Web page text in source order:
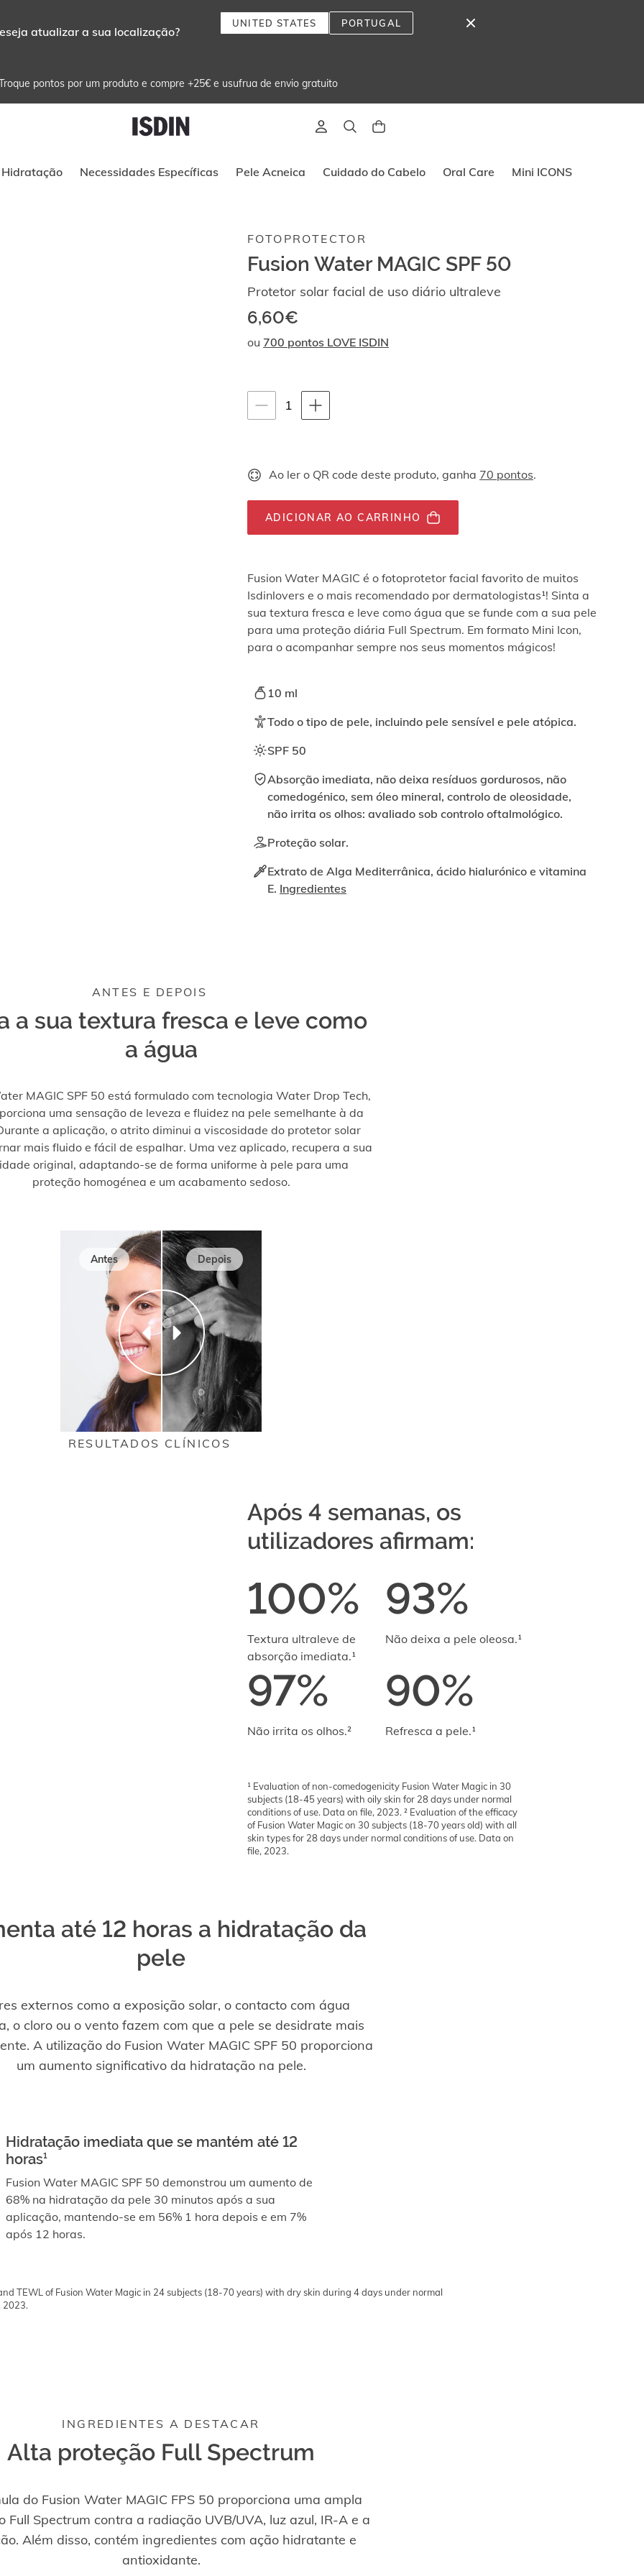
atualizar a sua localização?
UNITED STATES PORTUGAL
pontos por um produto e compre +25€ e usufrua de envio gratuito
Instruções de navegação por teclado
Hidratação Necessidades Específicas Pele Acneica Cuidado do Cabelo Oral Care Mini ICONS
FOTOPROTECTOR
Fusion Water MAGIC SPF 50
Protetor solar facial de uso diário ultraleve
6,60€
ou 700 pontos LOVE ISDIN
Instruções de navegação por teclado
1 quantity-
selector.totalUnit
Ao ler o QR code deste produto, ganha 70 pontos.
ADICIONAR AO CARRINHO
Fusion Water MAGIC é o fotoprotetor facial favorito de muitos
Isdinlovers e o mais recomendado por dermatologistas¹! Sinta a
sua textura fresca e leve como água que se funde com a sua pele
para uma proteção diária Full Spectrum. Em formato Mini Icon,
para o acompanhar sempre nos seus momentos mágicos!
10 ml
Todo o tipo de pele, incluindo pele sensível e pele atópica.
SPF 50
Absorção imediata, não deixa resíduos gordurosos, não
comedogénico, sem óleo mineral, controlo de oleosidade,
não irrita os olhos: avaliado sob controlo oftalmológico.
Proteção solar.
Extrato de Alga Mediterrânica, ácido hialurónico e vitamina
E. Ingredientes
ANTES E DEPOIS
a sua textura fresca e leve como
a água
MAGIC SPF 50 está formulado com tecnologia Water Drop Tech,
uma sensação de leveza e fluidez na pele semelhante à da
a aplicação, o atrito diminui a viscosidade do protetor solar
mais fluido e fácil de espalhar. Uma vez aplicado, recupera a sua
original, adaptando-se de forma uniforme à pele para uma
proteção homogénea e um acabamento sedoso.
Antes Depois
RESULTADOS CLÍNICOS
Após 4 semanas, os
utilizadores afirmam:
100%
Textura ultraleve de
absorção imediata.¹
93%
Não deixa a pele oleosa.¹
97%
Não irrita os olhos.²
90%
Refresca a pele.¹
¹ Evaluation of non-comedogenicity Fusion Water Magic in 30
subjects (18-45 years) with oily skin for 28 days under normal
conditions of use. Data on file, 2023. ² Evaluation of the efficacy
of Fusion Water Magic on 30 subjects (18-70 years old) with all
skin types for 28 days under normal conditions of use. Data on
file, 2023.
até 12 horas a hidratação da
pele
externos como a exposição solar, o contacto com água
o cloro ou o vento fazem com que a pele se desidrate mais
A utilização do Fusion Water MAGIC SPF 50 proporciona
um aumento significativo da hidratação na pele.
Hidratação imediata que se mantém até 12
horas¹
Fusion Water MAGIC SPF 50 demonstrou um aumento de
68% na hidratação da pele 30 minutos após a sua
aplicação, mantendo-se em 56% 1 hora depois e em 7%
após 12 horas.
TEWL of Fusion Water Magic in 24 subjects (18-70 years) with dry skin during 4 days under normal
2023.
INGREDIENTES A DESTACAR
Alta proteção Full Spectrum
do Fusion Water MAGIC FPS 50 proporciona uma ampla
Full Spectrum contra a radiação UVB/UVA, luz azul, IR-A e a
Além disso, contém ingredientes com ação hidratante e
antioxidante.